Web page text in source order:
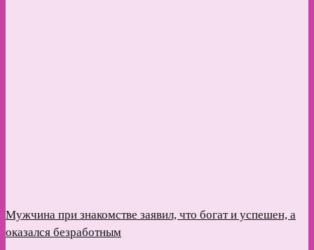
Мужчина при знакомстве заявил, что богат и успешен, а
оказался безработным